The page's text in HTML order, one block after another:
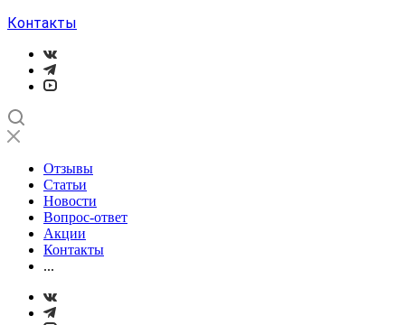
Контакты
Отзывы
Статьи
Новости
Вопрос-ответ
Акции
Контакты
...